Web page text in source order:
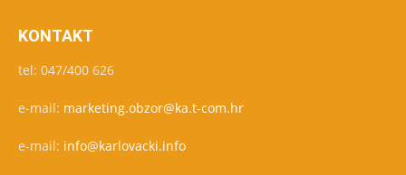
KONTAKT
tel: 047/400 626
e-mail: marketing.obzor@ka.t-com.hr
e-mail: info@karlovacki.info